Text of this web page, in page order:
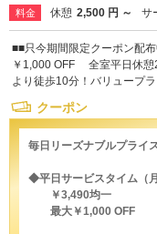
料金 休憩 2,500 円 ～ サ
■■只今期間限定クーポン配
￥1,000 OFF 全室平日休憩
より徒歩10分！バリュープ
クーポン
毎日リーズナブルプライ
◆平日サービスタイム（月
￥3,490均一
最大￥1,000 OFF